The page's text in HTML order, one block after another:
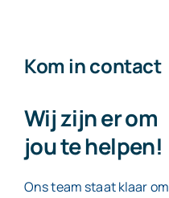
Kom in contact
Wij zijn er om
jou te helpen!
Ons team staat klaar om